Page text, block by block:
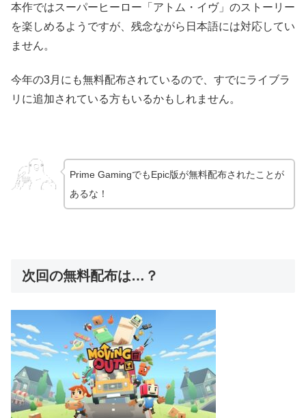
本作ではスーパーヒーロー「アトム・イヴ」のストーリー
を楽しめるようですが、残念ながら日本語には対応してい
ません。
今年の3月にも無料配布されているので、すでにライブラ
リに追加されている方もいるかもしれません。
Prime GamingでもEpic版が無料配布されたことが
あるな！
次回の無料配布は…？